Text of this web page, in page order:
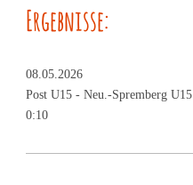
Ergebnisse:
08.05.2026
Post U15 - Neu.-Spremberg U15
0:10